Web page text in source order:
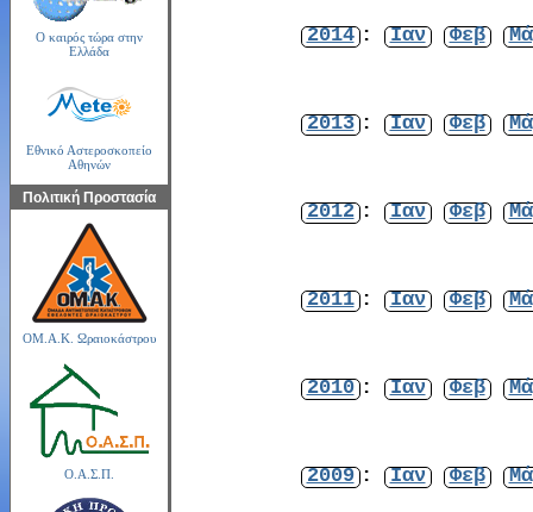
Ο καιρός τώρα στην
Ελλάδα
Εθνικό Αστεροσκοπείο
Αθηνών
Πολιτική Προστασία
ΟΜ.Α.Κ. Ωραιοκάστρου
Ο.Α.Σ.Π.
2014 : Ιαν Φεβ
2013 : Ιαν Φεβ
2012 : Ιαν Φεβ
2011 : Ιαν Φεβ
2010 : Ιαν Φεβ
2009 : Ιαν Φεβ